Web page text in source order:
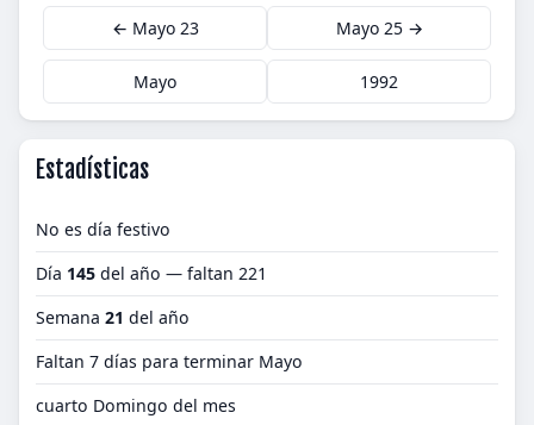
← Mayo 23 Mayo 25 →
Mayo 1992
Estadísticas
No es día festivo
Día 145 del año — faltan 221
Semana 21 del año
Faltan 7 días para terminar Mayo
cuarto Domingo del mes